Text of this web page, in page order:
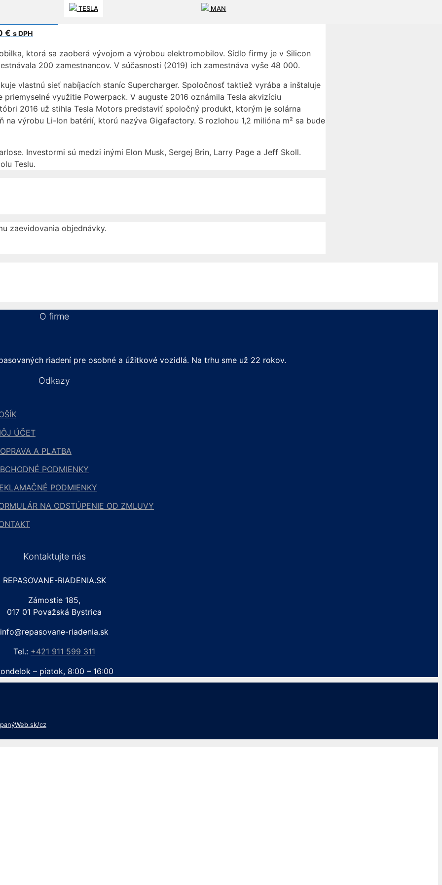
TESLA MAN
€ s DPH
ktorá sa zaoberá vývojom a výrobou elektromobilov. Sídlo firmy je v Silicon
200 zamestnancov. V súčasnosti (2019) ich zamestnáva vyše 48 000.
vlastnú sieť nabíjacích staníc Supercharger. Spoločnosť taktiež vyrába a inštaluje
využitie Powerpack. V auguste 2016 oznámila Tesla akvizíciu
2016 už stihla Tesla Motors predstaviť spoločný produkt, ktorým je solárna
výrobu Li-Ion batérií, ktorú nazýva Gigafactory. S rozlohou 1,2 milióna m² sa bude
Investormi sú medzi inými Elon Musk, Sergej Brin, Larry Page a Jeff Skoll.
Teslu.
zaevidovania objednávky.
O firme
riadení pre osobné a úžitkové vozidlá. Na trhu sme už 22 rokov.
Odkazy
ÚČET
A PLATBA
PODMIENKY
PODMIENKY
NA ODSTÚPENIE OD ZMLUVY
Kontaktujte nás
REPASOVANE-RIADENIA.SK
Zámostie 185,
017 01 Považská Bystrica
info@repasovane-riadenia.sk
Tel.: +421 911 599 311
– piatok, 8:00 – 16:00
cz